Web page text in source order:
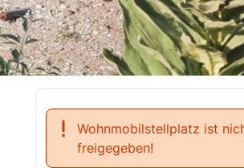
Wohnmobilstellplatz ist
freigegeben!